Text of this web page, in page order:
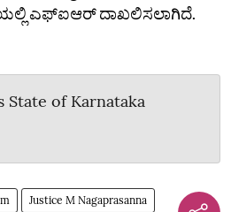
ಎಫ್‌ಐಆರ್ ದಾಖಲಿಸಲಾಗಿದೆ.
State of Karnataka
Justice M Nagaprasanna